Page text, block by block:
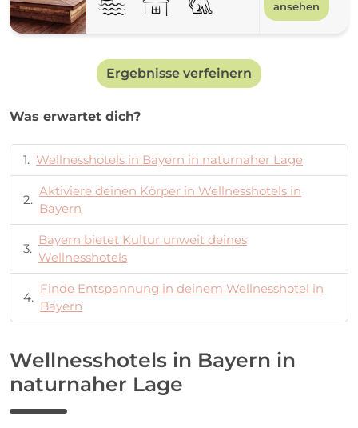
ansehen
Ergebnisse verfeinern
Was erwartet dich?
Wellnesshotels in Bayern in naturnaher Lage
Aktiviere deinen Körper in Wellnesshotels in
Bayern
Bayern bietet Kultur unweit deines
Wellnesshotels
Finde Entspannung in deinem Wellnesshotel in
Bayern
Wellnesshotels in Bayern in
naturnaher Lage